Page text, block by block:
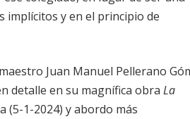
implícitos y en el principio de
Juan Manuel Pellerano
detalle en su magnífica obra La
(5-1-2024) y abordo más